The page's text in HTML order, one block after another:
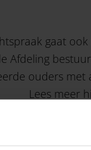
gaat
Afdeling
ouders met
Lees meer